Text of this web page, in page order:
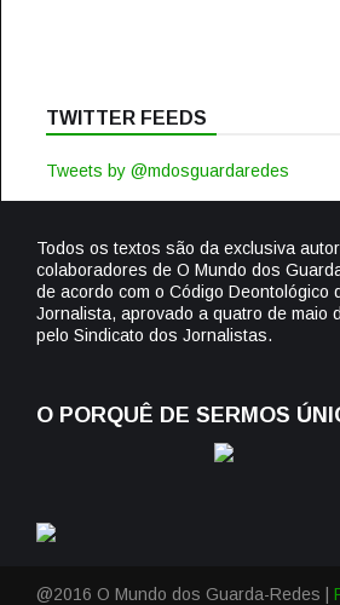
TWITTER FEEDS
Tweets by @mdosguardaredes
Todos os textos são da exclusiva
colaboradores de O Mundo dos
de acordo com o Código Deontológico
Jornalista, aprovado a quatro de maio
pelo Sindicato dos Jornalistas.
O PORQUÊ DE SERMOS
@2016 O Mundo dos Guarda-Redes |